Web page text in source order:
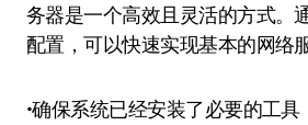
务器是一个高效且灵活的方式。
配置，可以快速实现基本的网络
•确保系统已经安装了必要的工